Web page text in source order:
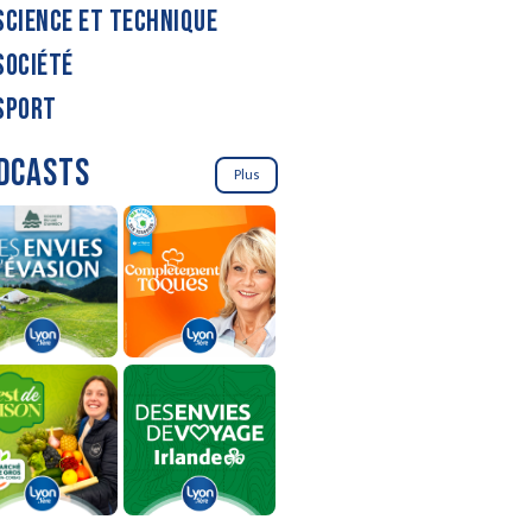
ET TECHNIQUE
Plus